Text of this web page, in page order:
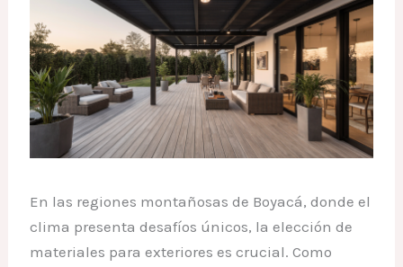
En las regiones montañosas de Boyacá, donde el
clima presenta desafíos únicos, la elección de
materiales para exteriores es crucial. Como